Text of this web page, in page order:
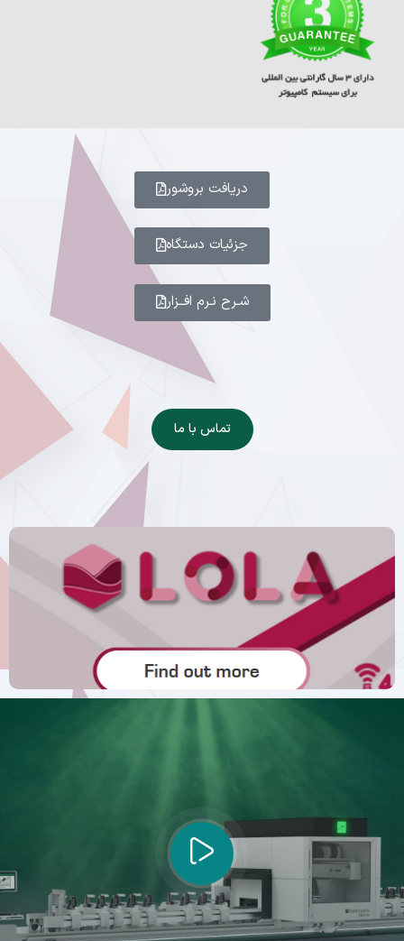
دریافت بروشور
جزئیات دستگاه
شـرح نـرم افــزار
تماس با ما